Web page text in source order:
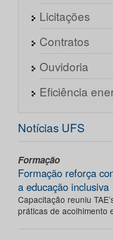
Licitações
Contratos
Ouvidoria
Eficiência
Notícias UFS
Formação
Formação reforça
a educação inclusiva
Capacitação reuniu
práticas de acolhimento